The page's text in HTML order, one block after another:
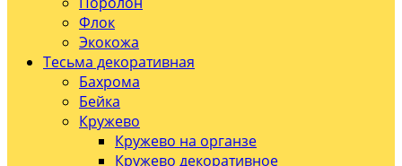
Флок
Экокожа
Тесьма декоративная
Бахрома
Бейка
Кружево
Кружево на органзе
Кружево декоративное